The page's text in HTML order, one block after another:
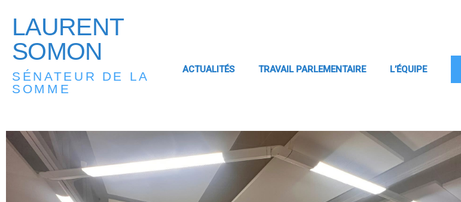
LAURENT
SOMON
SÉNATEUR DE LA
SOMME
ACTUALITÉS TRAVAIL PARLEMENTAIRE L’ÉQUIPE